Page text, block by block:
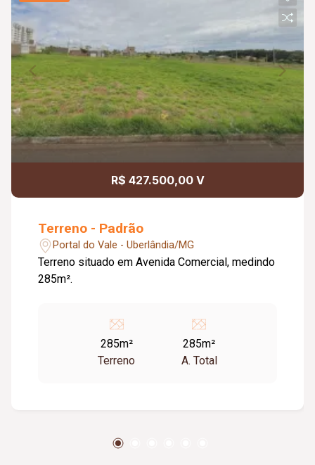
R$ 427.500,00 V
Terreno - Padrão
Portal do Vale - Uberlândia/MG
Terreno situado em Avenida Comercial, medindo
285m².
285m²
Terreno
285m²
A. Total